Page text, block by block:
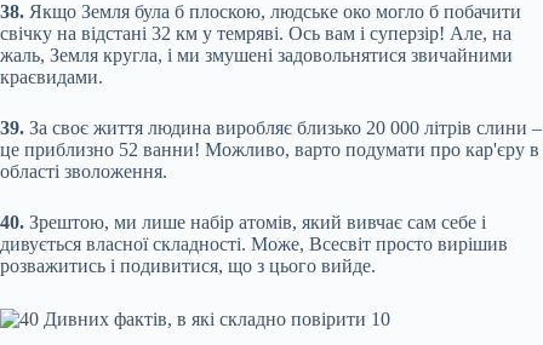
38. Якщо Земля була б плоскою, людське око могло б побачити
свічку на відстані 32 км у темряві. Ось вам і суперзір! Але, на
жаль, Земля кругла, і ми змушені задовольнятися звичайними
краєвидами.
39. За своє життя людина виробляє близько 20 000 літрів слини –
це приблизно 52 ванни! Можливо, варто подумати про кар'єру в
області зволоження.
40. Зрештою, ми лише набір атомів, який вивчає сам себе і
дивується власної складності. Може, Всесвіт просто вирішив
розважитись і подивитися, що з цього вийде.